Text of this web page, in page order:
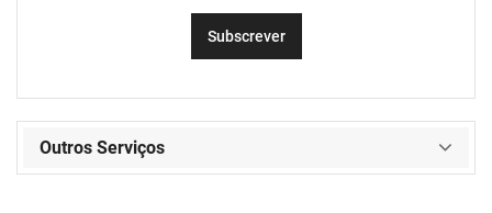
Outros Serviços